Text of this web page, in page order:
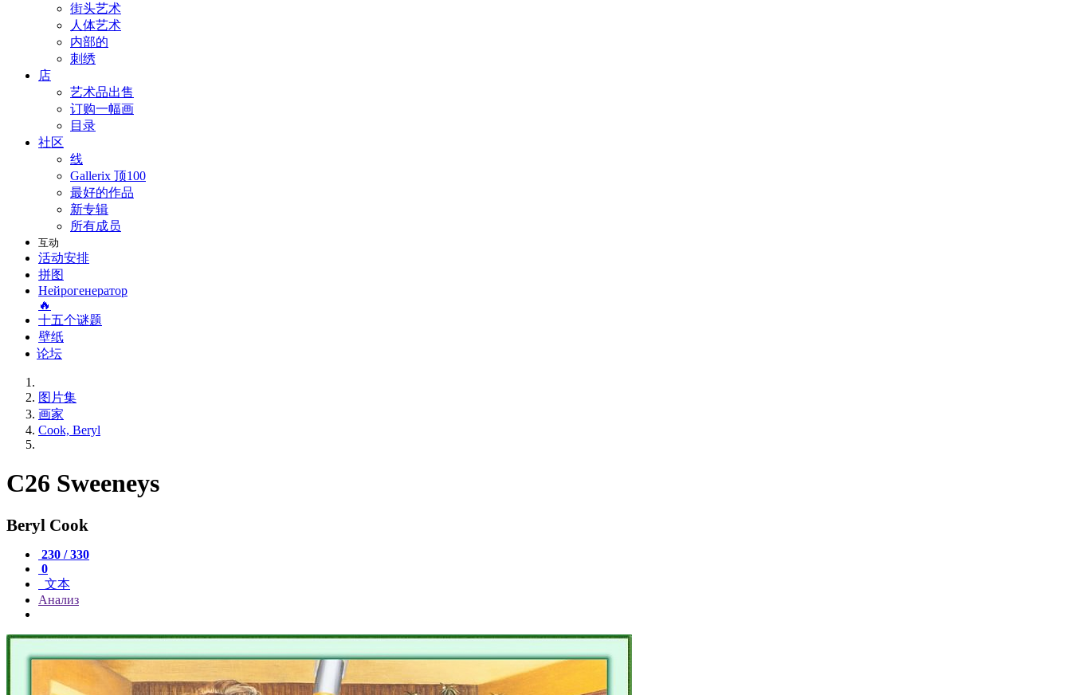
街头艺术
人体艺术
内部的
刺绣
店
艺术品出售
订购一幅画
目录
社区
线
Gallerix 顶100
最好的作品
新专辑
所有成员
互动
活动安排
拼图
Нейрогенератор
🔥
十五个谜题
壁纸
论坛
图片集
画家
Cook, Beryl
C26 Sweeneys
Beryl Cook
230 / 330
0
文本
Анализ